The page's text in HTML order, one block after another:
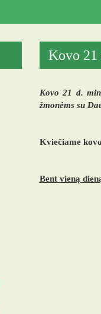
Kovo 21
Kovo 21 d.
žmonėms su
Kviečiame
Bent vieną